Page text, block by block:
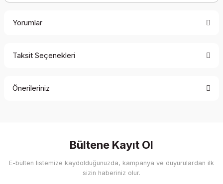
Yorumlar
Taksit Seçenekleri
Önerileriniz
Görüş ve önerileriniz için teşekkür ederiz.
Ürün resmi kalitesiz, bozuk veya görüntülenemiyor.
Bültene Kayıt Ol
E-bülten listemize kaydolduğunuzda, kampanya ve duyurulardan ilk
sizin haberiniz olur.